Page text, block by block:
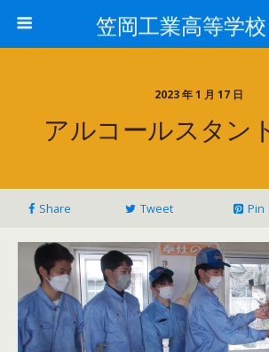
笠岡工業高等学校
2023 年 1 月 17 日
アルコールスタン
Share Tweet Pin